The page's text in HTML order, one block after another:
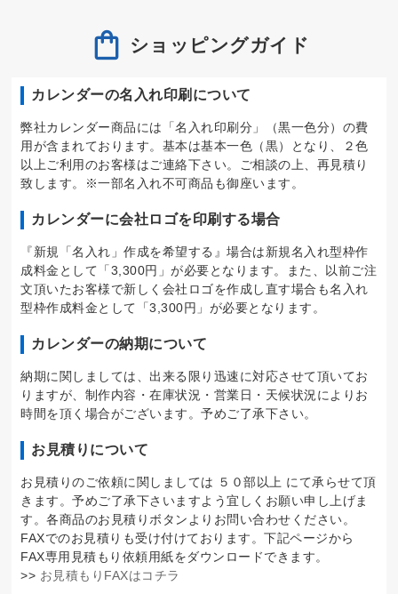
ショッピングガイド
カレンダーの名入れ印刷について
弊社カレンダー商品には「名入れ印刷分」（黒一色分）の費
用が含まれております。基本は基本一色（黒）となり、２色
以上ご利用のお客様はご連絡下さい。ご相談の上、再見積り
致します。※一部名入れ不可商品も御座います。
カレンダーに会社ロゴを印刷する場合
『新規「名入れ」作成を希望する』場合は新規名入れ型枠作
成料金として「3,300円」が必要となります。また、以前ご注
文頂いたお客様で新しく会社ロゴを作成し直す場合も名入れ
型枠作成料金として「3,300円」が必要となります。
カレンダーの納期について
納期に関しましては、出来る限り迅速に対応させて頂いてお
りますが、制作内容・在庫状況・営業日・天候状況によりお
時間を頂く場合がございます。予めご了承下さい。
お見積りについて
お見積りのご依頼に関しましては ５０部以上 にて承らせて頂
きます。予めご了承下さいますよう宜しくお願い申し上げま
す。各商品のお見積りボタンよりお問い合わせください。
FAXでのお見積りも受け付けております。下記ページから
FAX専用見積もり依頼用紙をダウンロードできます。
>> お見積もりFAXはコチラ